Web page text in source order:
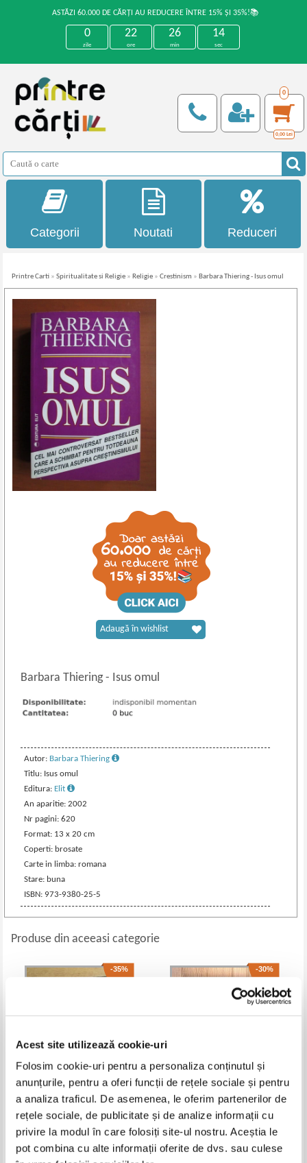
Acest site utilizează cookie-uri
Folosim cookie-uri pentru a personaliza conținutul și
anunțurile, pentru a oferi funcții de rețele sociale și pentru
a analiza traficul. De asemenea, le oferim partenerilor de
rețele sociale, de publicitate și de analize informații cu
privire la modul în care folosiți site-ul nostru. Aceștia le
pot combina cu alte informații oferite de dvs. sau culese
ASTĂZI 60.000 DE CĂRȚI AU REDUCERE ÎNTRE 15% ȘI 35%!📚
0
zile
22
ore
26
min
14
sec
0
0,00 Lei
Categorii Noutati Reduceri
Printre Carti »Spiritualitate si Religie » Religie »Crestinism » Barbara Thiering - Isus omul
Barbara Thiering- Isus omul
Autor: Barbara Thiering
Titlu: Isus omul
Editura: Elit
An aparitie: 2002
Nr pagini: 620
Format: 13 x 20 cm
Coperti: brosate
Carte in limba: romana
Stare: buna
ISBN: 973-9380-25-5
Adaugă în wishlist
Produse din aceeasi categorie
-35%
Ioan G. Coman - Scriitori
bisericesti din Epoca
Straromana
-30%
Biblia sau Sfanta Scriptura a
Vechiului si Noului Testament cu
trimiteri (2009)